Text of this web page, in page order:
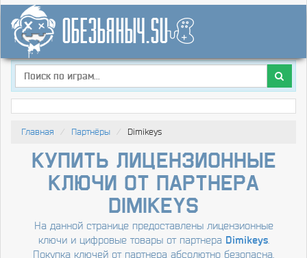
Главная Партнёры Dimikeys
Купить лицензионные
ключи от партнера
Dimikeys
На данной странице предоставлены лицензионные
ключи и цифровые товары от партнера Dimikeys.
Покупка ключей от партнера абсолютно безопасна.